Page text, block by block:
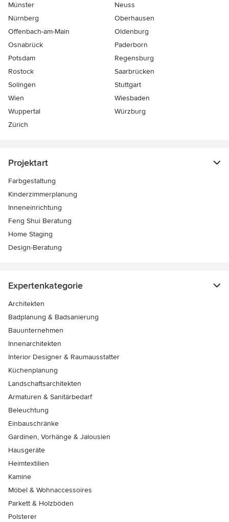
Münster
Neuss
Nürnberg
Oberhausen
Offenbach-am-Main
Oldenburg
Osnabrück
Paderborn
Potsdam
Regensburg
Rostock
Saarbrücken
Solingen
Stuttgart
Wien
Wiesbaden
Wuppertal
Würzburg
Zürich
Projektart
Farbgestaltung
Kinderzimmerplanung
Inneneinrichtung
Feng Shui Beratung
Home Staging
Design-Beratung
Expertenkategorie
Architekten
Badplanung & Badsanierung
Bauunternehmen
Innenarchitekten
Interior Designer & Raumausstatter
Küchenplanung
Landschaftsarchitekten
Armaturen & Sanitärbedarf
Beleuchtung
Einbauschränke
Gardinen, Vorhänge & Jalousien
Hausgeräte
Heimtextilien
Kamine
Möbel & Wohnaccessoires
Parkett & Holzböden
Polsterer